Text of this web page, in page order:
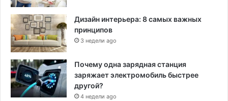
Дизайн интерьера: 8 самых важных
принципов
3 недели ago
Почему одна зарядная станция
заряжает электромобиль быстрее
другой?
4 недели ago